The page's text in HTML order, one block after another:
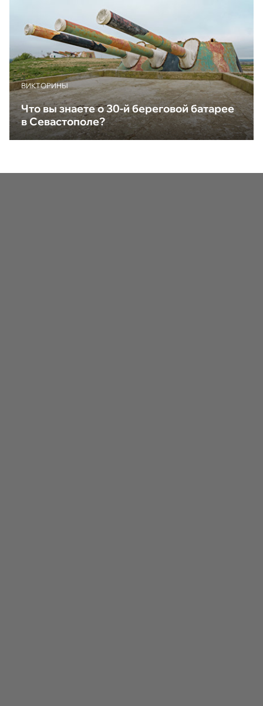
ВИКТОРИНЫ
Что вы знаете о 30-й береговой батарее
в Севастополе?